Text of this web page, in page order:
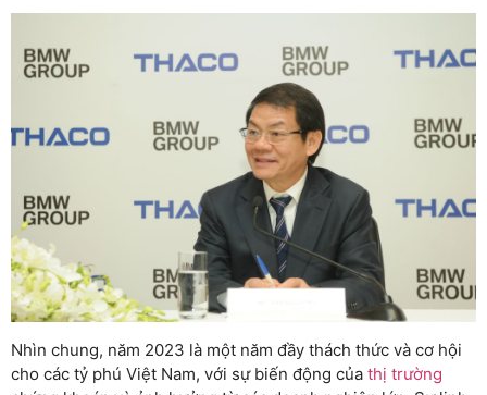
Nhìn chung, năm 2023 là một năm đầy thách thức và cơ hội
cho các tỷ phú Việt Nam, với sự biến động của thị trường